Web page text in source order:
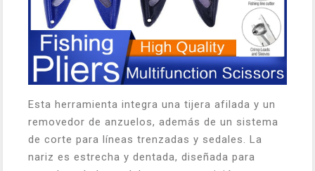
Esta herramienta integra una tijera afilada y un
removedor de anzuelos, además de un sistema
de corte para líneas trenzadas y sedales. La
nariz es estrecha y dentada, diseñada para